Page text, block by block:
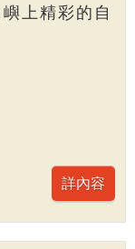
上精彩的自